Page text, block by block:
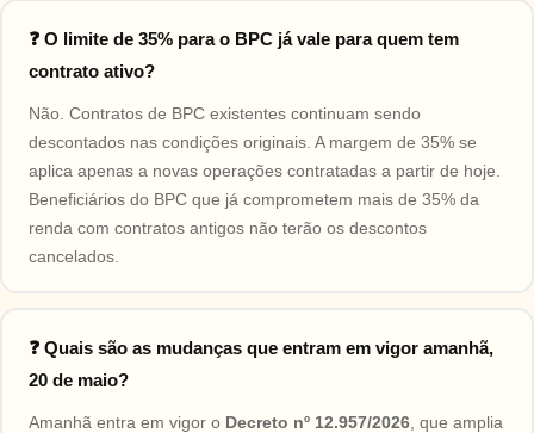
❓ O limite de 35% para o BPC já vale para quem tem
contrato ativo?
Não. Contratos de BPC existentes continuam sendo
descontados nas condições originais. A margem de 35% se
aplica apenas a novas operações contratadas a partir de hoje.
Beneficiários do BPC que já comprometem mais de 35% da
renda com contratos antigos não terão os descontos
cancelados.
❓ Quais são as mudanças que entram em vigor amanhã,
20 de maio?
Amanhã entra em vigor o Decreto nº 12.957/2026, que amplia